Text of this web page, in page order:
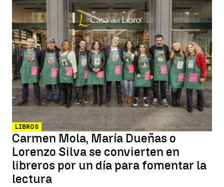
LIBROS
Carmen Mola, María Dueñas o
Lorenzo Silva se convierten en
libreros por un día para fomentar la
lectura